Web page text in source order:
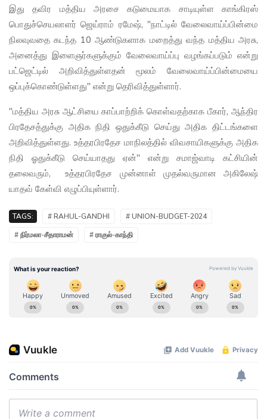
இது தவிர மத்திய அரசை கடுமையாக சாடியுள்ள காங்கிரஸ்
பொதுச்செயலாளர் ஜெய்ராம் ரமேஷ், ''நாட்டில் வேலைவாய்ப்பின்மை
நிலவுவதை கடந்த 10 ஆண்டுகளாக மறைத்து வந்த மத்திய அரசு,
அனைத்து இளைஞர்களுக்கும் வேலைவாய்ப்பு வழங்கப்படும் என்று
பட்ஜெட்டில் அறிவித்துள்ளதன் மூலம் வேலைவாய்ப்பின்மையை
ஒப்புக்கொண்டுள்ளது'' என்று தெரிவித்துள்ளார்.
''மத்திய அரசு ஆட்சியை காப்பாற்றிக் கொள்வதற்காக பீகார், ஆந்திர
பிரதேசத்துக்கு அதிக நிதி ஒதுக்கீடு செய்து அதிக திட்டங்களை
அறிவித்துள்ளது. உத்தரபிரதேச மாநிலத்தில் விவசாயிகளுக்கு அதிக
நிதி ஓதுக்கீடு செய்யாதது ஏன்'' என்று சமாஜ்வாடி கட்சியின்
தலைவரும், உத்தரபிரதேச முன்னாள் முதல்வருமான அகிலேஷ்
யாதவ் கேள்வி எழுப்பியுள்ளார்.
TAGS: # RAHUL-GANDHI
# UNION-BUDGET-2024
# நிர்மலா-சீதாராமன்
# ராகுல்-காந்தி